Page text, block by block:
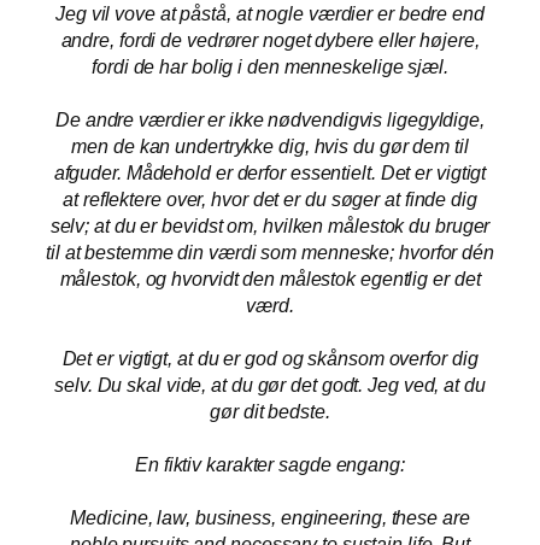
Jeg vil vove at påstå, at nogle værdier er bedre end
andre, fordi de vedrører noget dybere eller højere,
fordi de har bolig i den menneskelige sjæl.
De andre værdier er ikke nødvendigvis ligegyldige,
men de kan undertrykke dig, hvis du gør dem til
afguder. Mådehold er derfor essentielt. Det er vigtigt
at reflektere over, hvor det er du søger at finde dig
selv; at du er bevidst om, hvilken målestok du bruger
til at bestemme din værdi som menneske; hvorfor dén
målestok, og hvorvidt den målestok egentlig er det
værd.
Det er vigtigt, at du er god og skånsom overfor dig
selv. Du skal vide, at du gør det godt. Jeg ved, at du
gør dit bedste.
En fiktiv karakter sagde engang:
Medicine, law, business, engineering, these are